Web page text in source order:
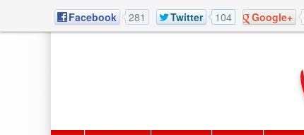
Facebook 281 Twitter 104 Google+